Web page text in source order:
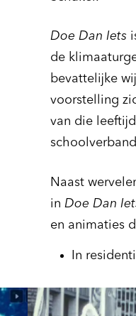
Doe Dan Iets
de
bevattelijke
voorstelling
van die
Naast
in Doe Dan
en animaties
In